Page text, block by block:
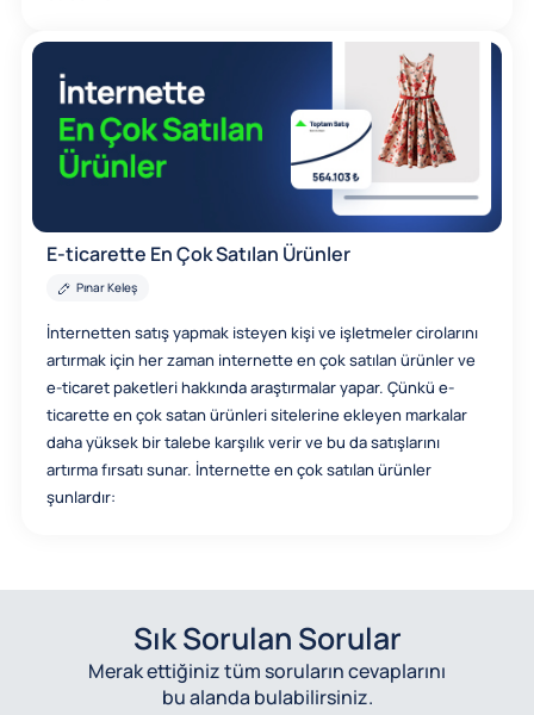
E-ticarette En Çok Satılan Ürünler
Pınar Keleş
İnternetten satış yapmak isteyen kişi ve işletmeler cirolarını
artırmak için her zaman internette en çok satılan ürünler ve
e-ticaret paketleri hakkında araştırmalar yapar. Çünkü e-
ticarette en çok satan ürünleri sitelerine ekleyen markalar
daha yüksek bir talebe karşılık verir ve bu da satışlarını
artırma fırsatı sunar. İnternette en çok satılan ürünler
şunlardır:
Sık Sorulan Sorular
Merak ettiğiniz tüm soruların cevaplarını
bu alanda bulabilirsiniz.